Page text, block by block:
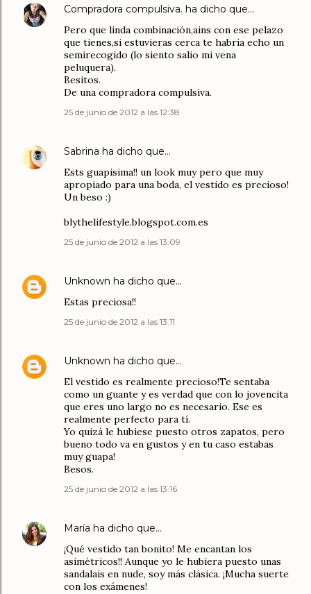
Compradora compulsiva. ha dicho que…
Pero que linda combinación,ains con ese pelazo
que tienes,si estuvieras cerca te habría echo un
semirecogido (lo siento salio mi vena
peluquera).
Besitos.
De una compradora compulsiva.
25 de junio de 2012 a las 12:38
Sabrina ha dicho que…
Ests guapisima!! un look muy pero que muy
apropiado para una boda, el vestido es precioso!
Un beso :)
blythelifestyle.blogspot.com.es
25 de junio de 2012 a las 13:09
Unknown ha dicho que…
Estas preciosa!!
25 de junio de 2012 a las 13:11
Unknown ha dicho que…
El vestido es realmente precioso!Te sentaba
como un guante y es verdad que con lo jovencita
que eres uno largo no es necesario. Ese es
realmente perfecto para tí.
Yo quizá le hubiese puesto otros zapatos, pero
bueno todo va en gustos y en tu caso estabas
muy guapa!
Besos.
25 de junio de 2012 a las 13:16
María ha dicho que…
¡Qué vestido tan bonito! Me encantan los
asimétricos!! Aunque yo le hubiera puesto unas
sandalais en nude, soy más clásica. ¡Mucha suerte
con los exámenes!